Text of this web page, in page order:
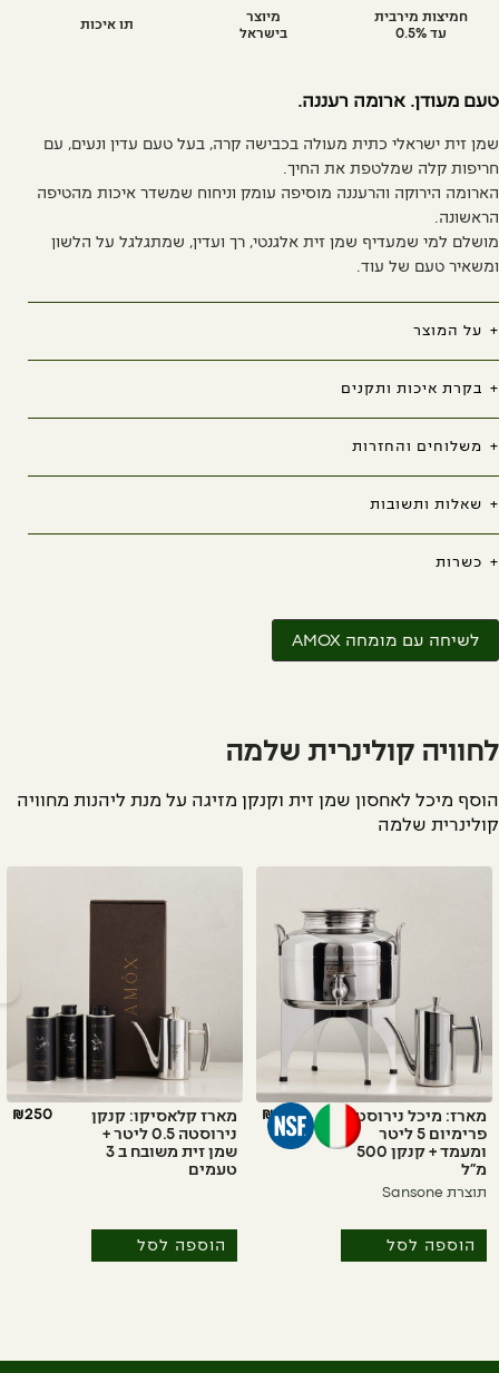
מעודן
ורענן
מ"ל
חמיצות מירבית
עד 0.5%
מיוצר
בישראל
תו איכות
מעודן. ארומה רעננה.
זית ישראלי כתית מעולה בכבישה קרה, בעל טעם עדין ונעים, עם
קלה שמלטפת את החיך.
הירוקה והרעננה מוסיפה עומק וניחוח שמשדר איכות מהטיפה
למי שמעדיף שמן זית אלגנטי, רך ועדין, שמתגלגל על הלשון
טעם של עוד.
על המוצר
בקרת איכות ותקנים
משלוחים והחזרות
שאלות ותשובות
כשרות
לשיחה עם מומחה AMOX
קולינרית שלמה
מיכל לאחסון שמן זית וקנקן מזיגה על מנת ליהנות מחוויה
שלמה
מארז: מיכל נירוסטה
פרימיום 5 ליטר
ומעמד + קנקן 500
מ״ל
תוצרת Sansone
₪490
הוספה לסל
מארז קלאסיקו: קנקן
נירוסטה 0.5 ליטר +
שמן זית משובח ב 3
טעמים
₪250
הוספה לסל